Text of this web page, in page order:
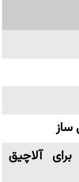
ساز
آلاچیق